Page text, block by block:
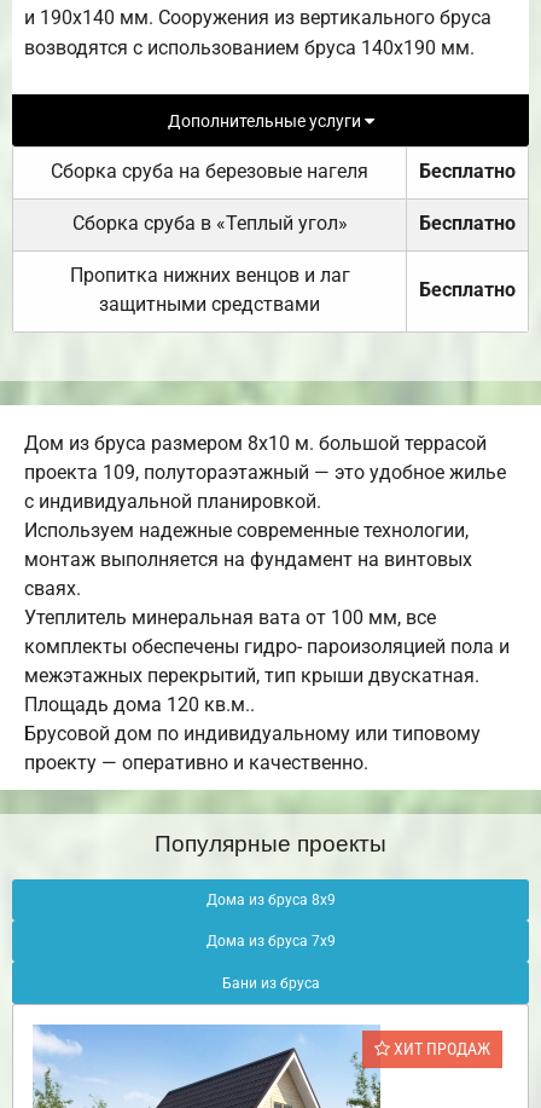
и 190х140 мм. Сооружения из вертикального бруса
возводятся с использованием бруса 140х190 мм.
Дополнительные услуги
Сборка сруба на березовые нагеля Бесплатно
Сборка сруба в «Теплый угол» Бесплатно
Пропитка нижних венцов и лаг
защитными средствами
Бесплатно
Дом из бруса размером 8х10 м. большой террасой
проекта 109, полутораэтажный — это удобное жилье
с индивидуальной планировкой.
Используем надежные современные технологии,
монтаж выполняется на фундамент на винтовых
сваях.
Утеплитель минеральная вата от 100 мм, все
комплекты обеспечены гидро- пароизоляцией пола и
межэтажных перекрытий, тип крыши двускатная.
Площадь дома 120 кв.м..
Брусовой дом по индивидуальному или типовому
проекту — оперативно и качественно.
Популярные проекты
Дома из бруса 8х9
Дома из бруса 7х9
Бани из бруса
ХИТ ПРОДАЖ